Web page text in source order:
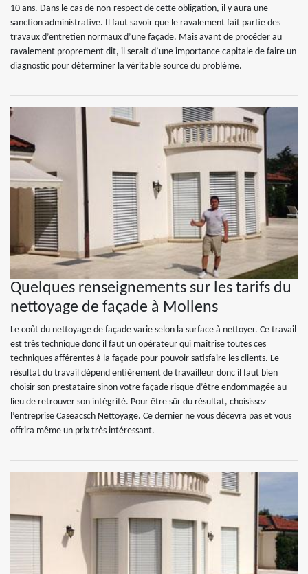
10 ans. Dans le cas de non-respect de cette obligation, il y aura une
sanction administrative. Il faut savoir que le ravalement fait partie des
travaux d’entretien normaux d’une façade. Mais avant de procéder au
ravalement proprement dit, il serait d’une importance capitale de faire un
diagnostic pour déterminer la véritable source du problème.
Quelques renseignements sur les tarifs du
nettoyage de façade à Mollens
Le coût du nettoyage de façade varie selon la surface à nettoyer. Ce travail
est très technique donc il faut un opérateur qui maîtrise toutes ces
techniques afférentes à la façade pour pouvoir satisfaire les clients. Le
résultat du travail dépend entièrement de travailleur donc il faut bien
choisir son prestataire sinon votre façade risque d’être endommagée au
lieu de retrouver son intégrité. Pour être sûr du résultat, choisissez
l’entreprise Caseacsch Nettoyage. Ce dernier ne vous décevra pas et vous
offrira même un prix très intéressant.